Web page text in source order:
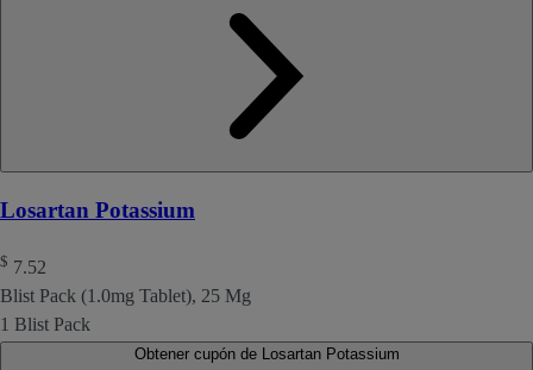
Losartan Potassium
$ 7.52
Blist Pack (1.0mg Tablet), 25 Mg
1 Blist Pack